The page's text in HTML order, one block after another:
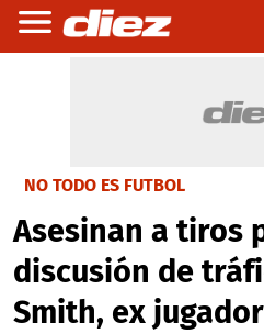
NO TODO ES FUTBOL
Asesinan a tiros
discusión de
Smith, ex